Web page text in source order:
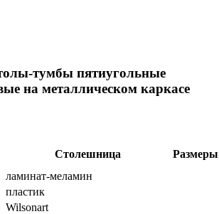
тумбы пятиугольные
на металлическом каркасе
Столешница
Размеры
ламинат-меламин
пластик
Wilsonart